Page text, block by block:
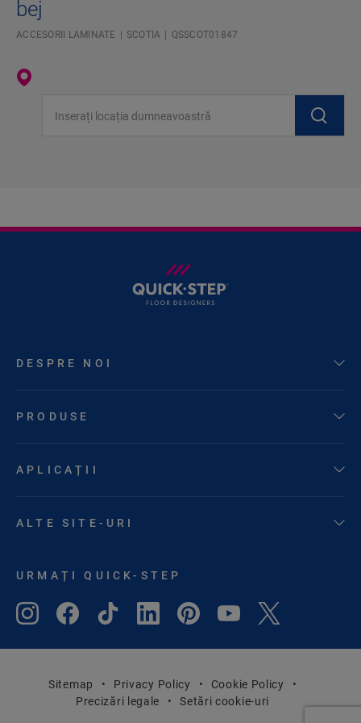
bej
ACCESORII LAMINATE SCOTIA QSSCOT01847
DESPRE NOI
PRODUSE
APLICAȚII
ALTE SITE-URI
URMAȚI QUICK-STEP
Sitemap Privacy Policy
Cookie Policy
Precizări legale
Setări cookie-uri